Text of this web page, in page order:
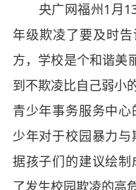
央广网福州1月13
年级欺凌了要及时
方，学校是个和谐美
到不欺凌比自己弱小
青少年事务服务中
少年对于校园暴力
据孩子们的建议绘
了发生校园欺凌的高